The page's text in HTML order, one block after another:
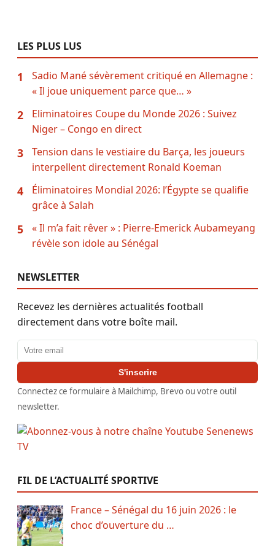
LES PLUS LUS
1
Sadio Mané sévèrement critiqué en Allemagne :
« Il joue uniquement parce que… »
2
Eliminatoires Coupe du Monde 2026 : Suivez
Niger – Congo en direct
3
Tension dans le vestiaire du Barça, les joueurs
interpellent directement Ronald Koeman
4
Éliminatoires Mondial 2026: l’Égypte se qualifie
grâce à Salah
5
« Il m’a fait rêver » : Pierre-Emerick Aubameyang
révèle son idole au Sénégal
NEWSLETTER
Recevez les dernières actualités football
directement dans votre boîte mail.
Adresse email
S'inscrire
Connectez ce formulaire à Mailchimp, Brevo ou votre outil
newsletter.
FIL DE L’ACTUALITÉ SPORTIVE
France – Sénégal du 16 juin 2026 : le
choc d’ouverture du …